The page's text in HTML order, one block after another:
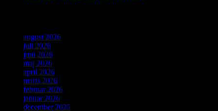
august 2026
juli 2026
juni 2026
maj 2026
april 2026
marts 2026
februar 2026
januar 2026
december 2025